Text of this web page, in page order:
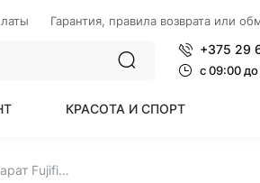
Гарантия, правила возврата или
+375 29
c 09:00
КРАСОТА И СПОРТ
Беззеркальный фотоаппарат Fujifilm X-T5 Body (серебристый)